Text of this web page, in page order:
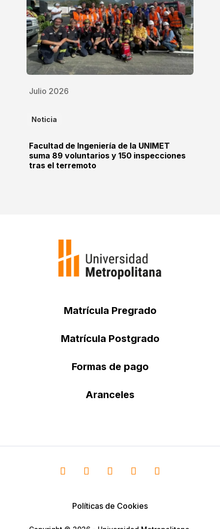
Julio 2026
Noticia
Facultad de Ingeniería de la UNIMET
suma 89 voluntarios y 150 inspecciones
tras el terremoto
Matrícula Pregrado
Matrícula Postgrado
Formas de pago
Aranceles
Políticas de Cookies